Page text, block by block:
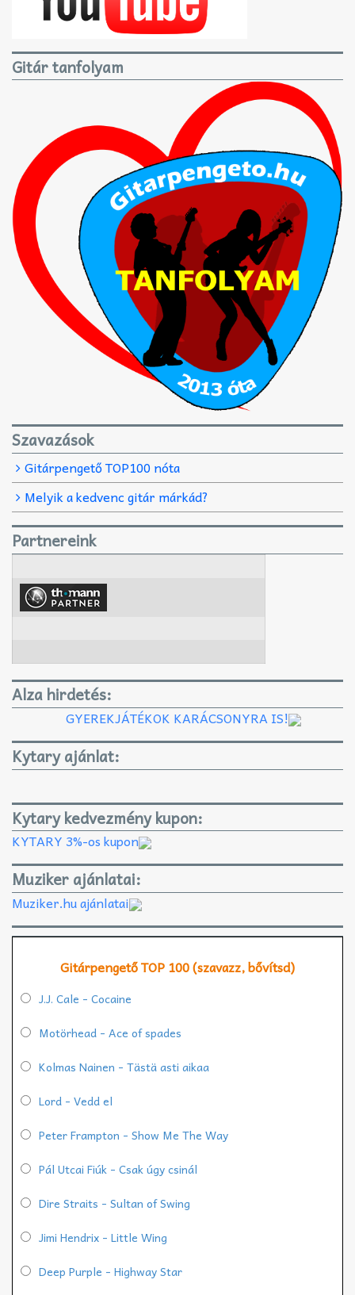
Gitár tanfolyam
Szavazások
Gitárpengető TOP100 nóta
Melyik a kedvenc gitár márkád?
Partnereink
Alza hirdetés:
GYEREKJÁTÉKOK KARÁCSONYRA IS!
Kytary ajánlat:
Kytary kedvezmény kupon:
KYTARY 3%-os kupon
Muziker ajánlatai:
Muziker.hu ajánlatai
Gitárpengető TOP 100 (szavazz, bővítsd)
J.J. Cale - Cocaine
Motörhead - Ace of spades
Kolmas Nainen - Tästä asti aikaa
Lord - Vedd el
Peter Frampton - Show Me The Way
Pál Utcai Fiúk - Csak úgy csinál
Dire Straits - Sultan of Swing
Jimi Hendrix - Little Wing
Deep Purple - Highway Star